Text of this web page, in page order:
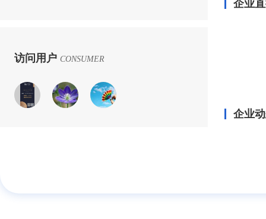
访问用户 CONSUMER
企业
企业